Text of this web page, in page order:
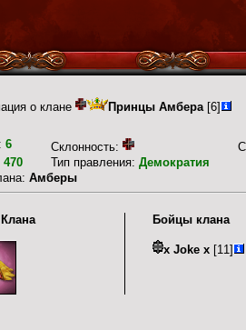
о клане Принцы Амбера[6]
6 Склонность:
470 Тип правления: Демократия
Амберы
Бойцы клана
x Joke x [11]